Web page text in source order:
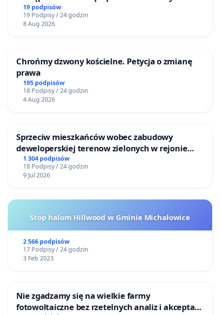
nieruchomości położonej nad jeziorem Niegocin
19 podpisów
19 Podpisy / 24 godzin
8 Aug 2026
Chrońmy dzwony kościelne. Petycja o zmianę
prawa
195 podpisów
18 Podpisy / 24 godzin
4 Aug 2026
Sprzeciw mieszkańców wobec zabudowy
deweloperskiej terenow zielonych w rejonie
Bulwarów Straceńskich w Bielsku-Białej
1 304 podpisów
18 Podpisy / 24 godzin
9 Jul 2026
Stop halom Hillwood w Gminie Michałowice
2 566 podpisów
17 Podpisy / 24 godzin
3 Feb 2023
Nie zgadzamy się na wielkie farmy
fotowoltaiczne bez rzetelnych analiz i akceptacji